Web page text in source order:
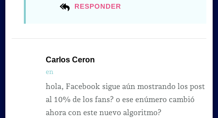
RESPONDER
Carlos Ceron
en
hola, Facebook sigue aún mostrando los post
al 10% de los fans? o ese enúmero cambió
ahora con este nuevo algoritmo?